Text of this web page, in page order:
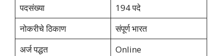
पदसंख्या
194 पदे
नोकरीचे ठिकाण
संपूर्ण भारत
अर्ज पद्धत
Online